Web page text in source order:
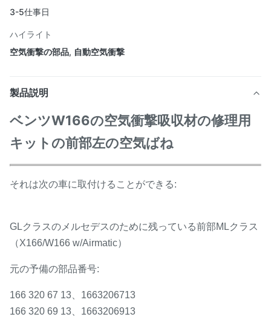
3-5仕事日
ハイライト
空気衝撃の部品, 自動空気衝撃
製品説明
ベンツW166の空気衝撃吸収材の修理用
キットの前部左の空気ばね
それは次の車に取付けることができる:
GLクラスのメルセデスのために残っている前部MLクラス
（X166/W166 w/Airmatic）
元の予備の部品番号:
166 320 67 13、1663206713
166 320 69 13、1663206913